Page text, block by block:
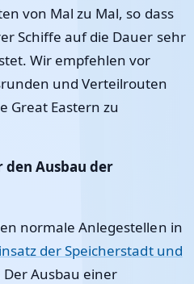
von Mal zu Mal, so dass
Schiffe auf die Dauer sehr
Wir empfehlen vor
und Verteilrouten
Great Eastern zu
Ausbau der
normale Anlegestellen in
der Speicherstadt und
Ausbau einer